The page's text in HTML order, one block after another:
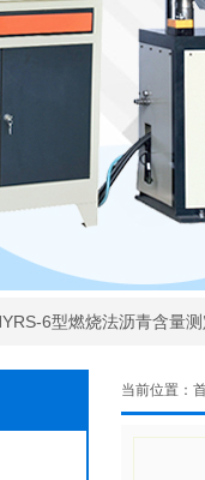
6型燃烧法沥青含量
当前位置：